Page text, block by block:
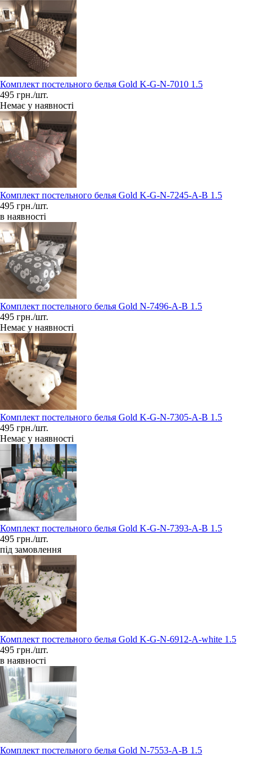
Комплект постельного белья Gold K-G-N-7010 1.5
495 грн./шт.
Немає у наявності
Комплект постельного белья Gold K-G-N-7245-A-B 1.5
495 грн./шт.
в наявності
Комплект постельного белья Gold N-7496-A-B 1.5
495 грн./шт.
Немає у наявності
Комплект постельного белья Gold K-G-N-7305-A-B 1.5
495 грн./шт.
Немає у наявності
Комплект постельного белья Gold K-G-N-7393-A-B 1.5
495 грн./шт.
під замовлення
Комплект постельного белья Gold K-G-N-6912-A-white 1.5
495 грн./шт.
в наявності
Комплект постельного белья Gold N-7553-A-B 1.5